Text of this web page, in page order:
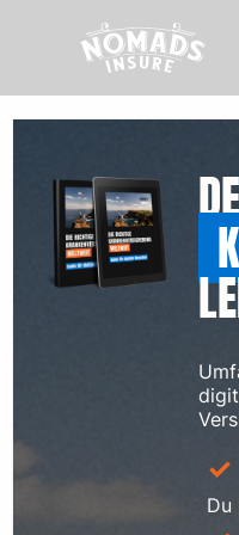
EUROPEAN
CARD: EHIC
NOMADEN
Ob an der Küste
Herzen Italiens oder im
Hauptstadt Frankreichs
mobiles Internet in der
Du